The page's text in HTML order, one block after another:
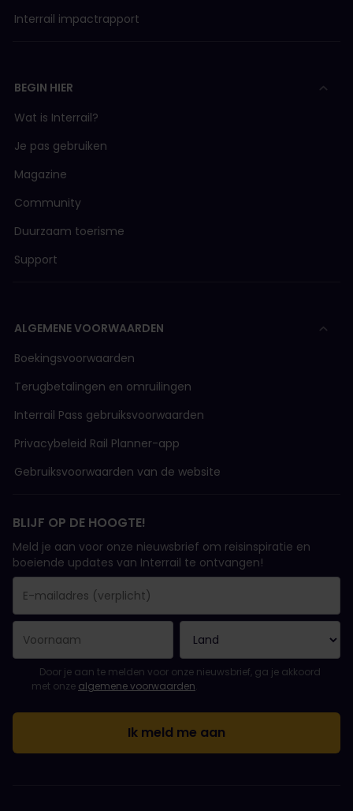
Interrail impactrapport
BEGIN HIER
Wat is Interrail?
Je pas gebruiken
Magazine
Community
Duurzaam toerisme
Support
ALGEMENE VOORWAARDEN
Boekingsvoorwaarden
Terugbetalingen en omruilingen
Interrail Pass gebruiksvoorwaarden
Privacybeleid Rail Planner-app
Gebruiksvoorwaarden van de website
BLIJF OP DE HOOGTE!
Meld je aan voor onze nieuwsbrief om reisinspiratie en
boeiende updates van Interrail te ontvangen!
Je inschrijving is gelukt..
E-mailadres is een verplicht veld!
E-mailadres is ongeldig!
Fout bij het abonneren op de nieuwsbrief. Probeer het later
Je hebt je al geabonneerd op deze nieuwsbrief!
Ga akkoord met de algemene voorwaarden om je in te
Door je aan te melden voor onze nieuwsbrief, ga je akkoord
met onze algemene voorwaarden.